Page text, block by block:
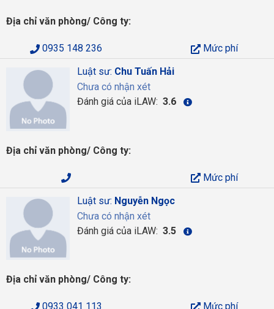
Địa chỉ văn phòng/ Công ty:
0935 148 236
Mức phí
Luật sư: Chu Tuấn Hải
Chưa có nhận xét
Đánh giá của iLAW: 3.6
Địa chỉ văn phòng/ Công ty:
Mức phí
Luật sư: Nguyễn Ngọc
Chưa có nhận xét
Đánh giá của iLAW: 3.5
Địa chỉ văn phòng/ Công ty:
0933 041 113 Mức phí